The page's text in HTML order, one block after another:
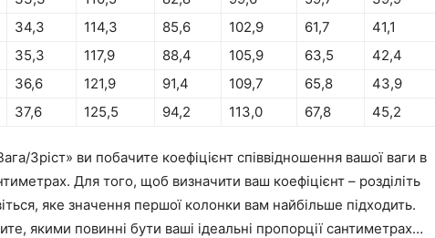
34,3 114,3 85,6 102,9 61,7
41,1
35,3 117,9 88,4 105,9 63,5
42,4
36,6 121,9 91,4 109,7 65,8
43,9
37,6 125,5 94,2 113,0 67,8 45,2
Зріст» ви побачите коефіцієнт співвідношення вашої ваги в
Для того, щоб визначити ваш коефіцієнт – розділіть
яке значення першої колонки вам найбільше підходить.
якими повинні бути ваші ідеальні пропорції сантиметрах…